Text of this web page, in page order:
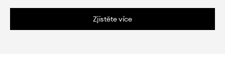
Zjistěte více